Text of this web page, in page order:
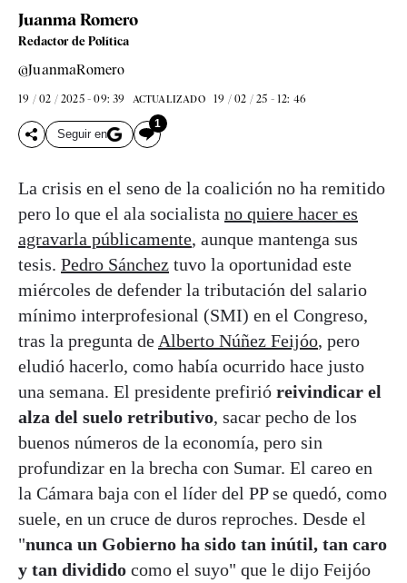
Juanma Romero
Redactor de Política
@JuanmaRomero
19 / 02 / 2025 - 09: 39 ACTUALIZADO 19 / 02 / 25 - 12: 46
Seguir en
1
La crisis en el seno de la coalición no ha remitido
pero lo que el ala socialista no quiere hacer es
agravarla públicamente, aunque mantenga sus
tesis. Pedro Sánchez tuvo la oportunidad este
miércoles de defender la tributación del salario
mínimo interprofesional (SMI) en el Congreso,
tras la pregunta de Alberto Núñez Feijóo, pero
eludió hacerlo, como había ocurrido hace justo
una semana. El presidente prefirió reivindicar el
alza del suelo retributivo, sacar pecho de los
buenos números de la economía, pero sin
profundizar en la brecha con Sumar. El careo en
la Cámara baja con el líder del PP se quedó, como
suele, en un cruce de duros reproches. Desde el
"nunca un Gobierno ha sido tan inútil, tan caro
y tan dividido como el suyo" que le dijo Feijóo